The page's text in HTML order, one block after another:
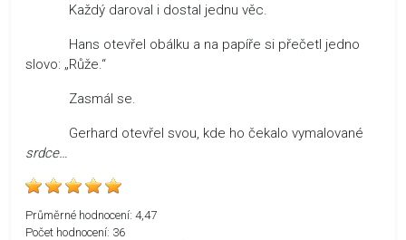
Každý daroval i dostal jednu věc.
Hans otevřel obálku a na papíře si přečetl jedno
slovo: „Růže.“
Zasmál se.
Gerhard otevřel svou, kde ho čekalo vymalované
srdce…
Průměrné hodnocení: 4,47
Počet hodnocení: 36